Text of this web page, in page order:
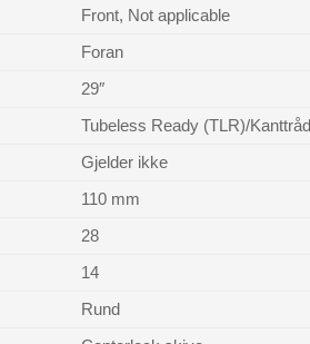
Front, Not applicable
Foran
29″
Tubeless Ready (TLR)/
Gjelder ikke
110 mm
28
14
Rund